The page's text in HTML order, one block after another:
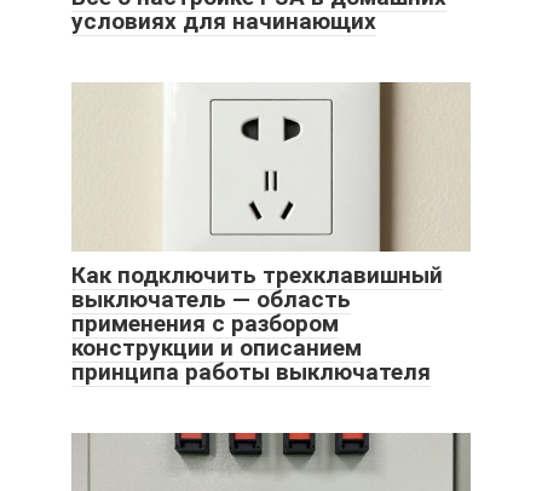
условиях для начинающих
Как подключить трехклавишный
выключатель — область
применения с разбором
конструкции и описанием
принципа работы выключателя